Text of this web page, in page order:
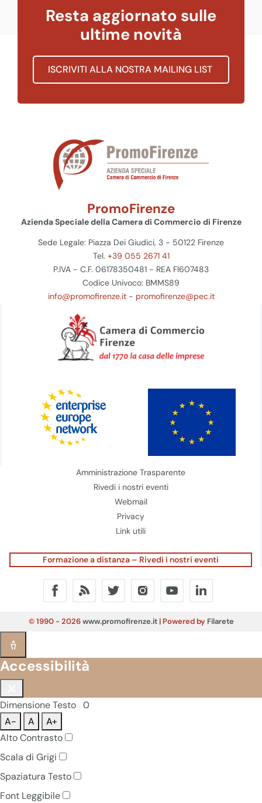
Resta aggiornato sulle
ultime novità
ISCRIVITI ALLA NOSTRA MAILING LIST
PromoFirenze
Azienda Speciale della Camera di Commercio di Firenze
Sede Legale: Piazza Dei Giudici, 3 - 50122 Firenze
Tel. +39 055 2671 41
P.IVA - C.F. 06178350481 - REA FI607483
Codice Univoco: BMMS89
info@promofirenze.it- promofirenze@pec.it
Amministrazione Trasparente
Rivedi i nostri eventi
Webmail
Privacy
Link utili
Formazione a distanza – Rivedi i nostri eventi
© 1990 - 2026www.promofirenze.it| Powered by Filarete
Accessibilità
Dimensione Testo 0
A-
A
A+
Alto Contrasto
Scala di Grigi
Spaziatura Testo
Font Leggibile